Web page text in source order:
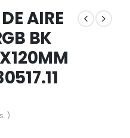
AIRE
BK
)